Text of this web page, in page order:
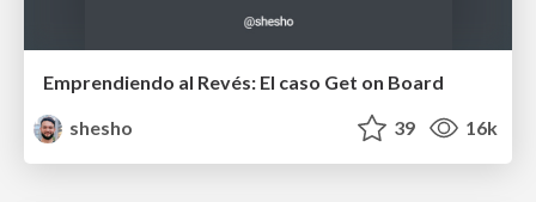
Emprendiendo al Revés: El caso Get on Board
shesho
39 16k